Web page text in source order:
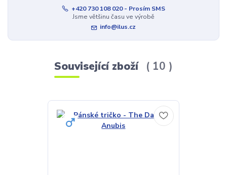
+420 730 108 020 - Prosím SMS
Jsme většinu času ve výrobě
info@ilus.cz
Související zboží 10